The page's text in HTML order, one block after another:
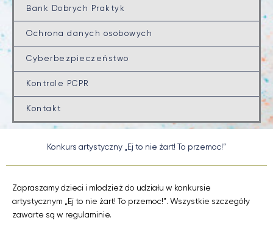
Bank Dobrych Praktyk
Ochrona danych osobowych
Cyberbezpieczeństwo
Kontrole PCPR
Kontakt
Konkurs artystyczny „Ej to nie żart! To przemoc!”
Zapraszamy dzieci i młodzież do udziału w konkursie
artystycznym „Ej to nie żart! To przemoc!”. Wszystkie szczegóły
zawarte są w regulaminie.